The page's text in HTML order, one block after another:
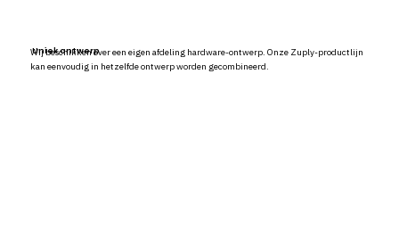
Uniek ontwerp
Wij beschikken over een eigen afdeling hardware-ontwerp. Onze Zuply-productlijn
kan eenvoudig in hetzelfde ontwerp worden gecombineerd.